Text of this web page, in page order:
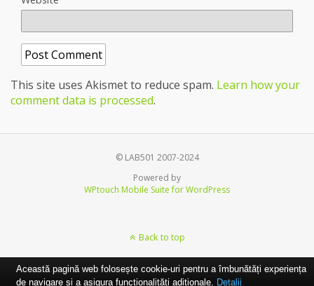
This site uses Akismet to reduce spam. Learn how your
comment data is processed.
© LAB501 2007-2024
Powered by
WPtouch Mobile Suite for WordPress
Back to top
Această pagină web folosește cookie-uri pentru a îmbunătăți experiența
de navigare și a asigura funcționalițăți adiționale. Detalii